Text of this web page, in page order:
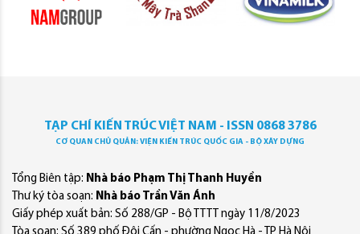
TẠP CHÍ KIẾN TRÚC VIỆT NAM - ISSN 0868 3786
CƠ QUAN CHỦ QUẢN: VIỆN KIẾN TRÚC QUỐC GIA - BỘ XÂY DỰNG
Tổng Biên tập: Nhà báo Phạm Thị Thanh Huyền
Thư ký tòa soạn: Nhà báo Trần Văn Ánh
Giấy phép xuất bản: Số 288/GP - Bộ TTTT ngày 11/8/2023